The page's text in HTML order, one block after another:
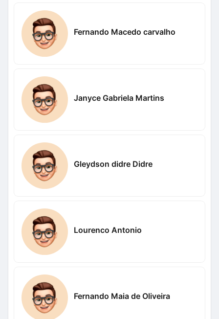
Fernando Macedo carvalho
Janyce Gabriela Martins
Gleydson didre Didre
Lourenco Antonio
Fernando Maia de Oliveira